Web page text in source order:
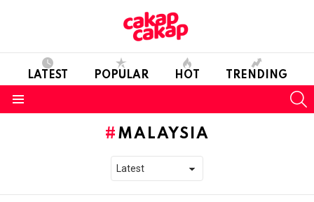
LATEST POPULAR HOT TRENDING
MALAYSIA